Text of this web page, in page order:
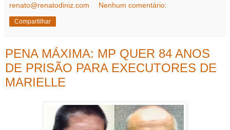
renato@renatodiniz.com Nenhum comentário:
Compartilhar
PENA MÁXIMA: MP QUER 84 ANOS
DE PRISÃO PARA EXECUTORES DE
MARIELLE